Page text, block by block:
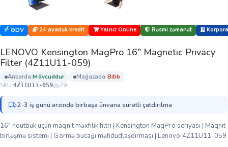
ƏDV 24 ayadək kredit Yalnız Online Rəsmi zəmanət
LENOVO Kensington MagPro 16″ Magnetic Privacy
Filter (4Z11U11-059)
anbarda: mövcuddur mağazada:
bi̇ti̇b
SKU:4Z11U11-059 79
2-3 iş günü ərzində birbaşa ünvana sürətli çatdırılma
16″ noutbuk üçün maqnit məxfilik filtri | Kensington MagPro seriyası | Maqnit
birləşmə sistemi | Görmə bucağı məhdudlaşdırması | Lenovo 4Z11U11-059